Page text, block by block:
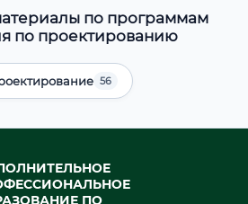
по программам
по проектированию
56
ПО